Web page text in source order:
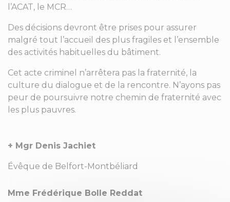
l’ACAT, le MCR…
Des décisions devront être prises pour assurer
malgré tout l’accueil des plus fragiles et l’ensemble
des activités habituelles du bâtiment.
Cet acte criminel n’arrêtera pas la fraternité, la
culture du dialogue et de la rencontre. N’ayons pas
peur de poursuivre notre chemin de fraternité avec
les plus pauvres.
+ Mgr Denis Jachiet
Évêque de Belfort-Montbéliard
Mme Frédérique Bolle Reddat